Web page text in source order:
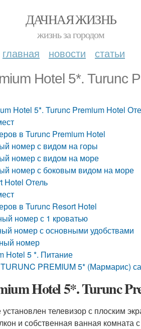
ДАЧНАЯ ЖИЗНЬ
жизнь за городом
главная новости статьи
Hotel 5*. Turunc
Hotel 5*. Turunc Premium Hotel
в Turunc Premium Hotel
номер с видом на горы
номер с видом на море
номер с боковым видом на море
Hotel Отель
в Turunc Resort Hotel
номер с 1 кроватью
номер с основными удобствами
номер
Hotel 5 *. Питание
PREMIUM 5* (Мармарис)
Hotel 5*. Turunc
телевизор с плоским
и собственная ванная